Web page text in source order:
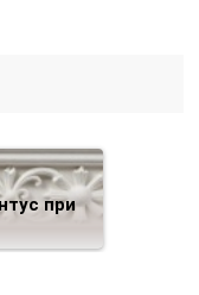
при